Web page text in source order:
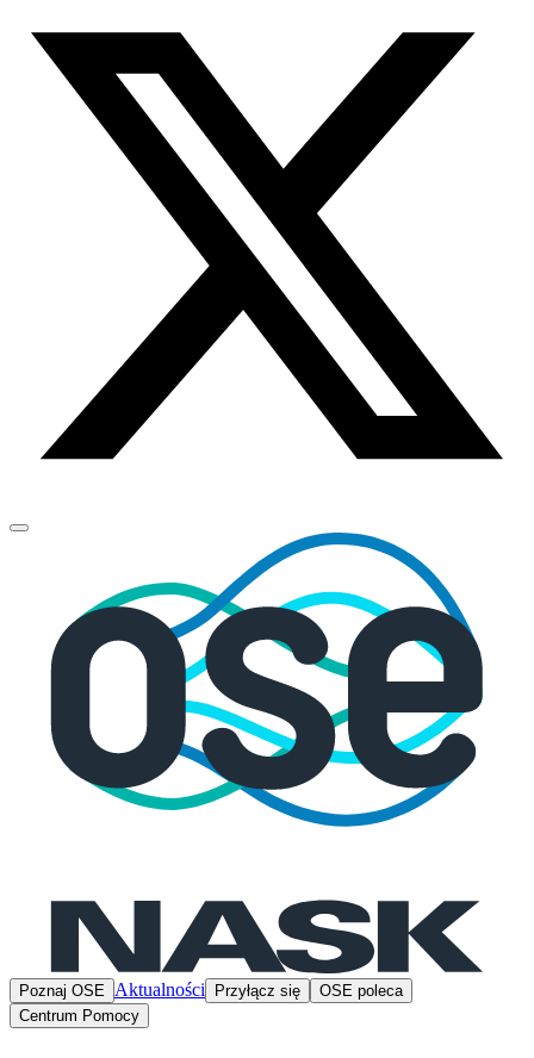
Poznaj OSE Aktualności Przyłącz się
OSE poleca
Centrum Pomocy